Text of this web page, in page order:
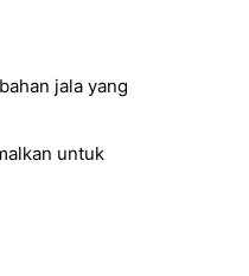
jala yang
untuk